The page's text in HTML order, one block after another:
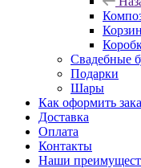
Свадебные
Подарки
Шары
Как оформить
Доставка
Оплата
Контакты
Наши